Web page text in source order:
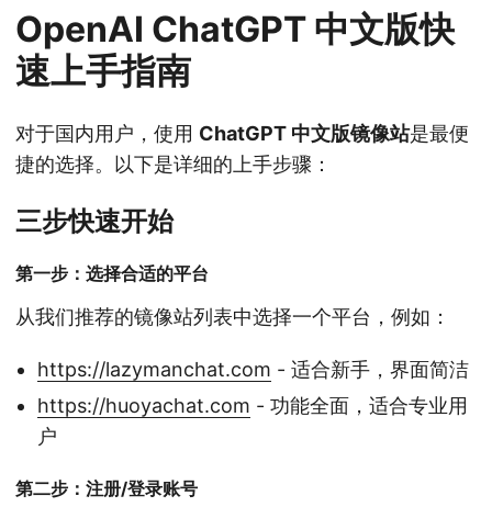
OpenAI ChatGPT 中文版快
速上手指南
对于国内用户，使用 ChatGPT 中文版镜像站是最便
捷的选择。以下是详细的上手步骤：
三步快速开始
第一步：选择合适的平台
从我们推荐的镜像站列表中选择一个平台，例如：
https://lazymanchat.com - 适合新手，界面简洁
https://huoyachat.com - 功能全面，适合专业用
户
第二步：注册/登录账号